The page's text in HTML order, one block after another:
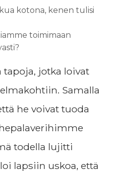
kotona, kenen tulisi
toimimaan
jotka loivat
Samalla
he voivat tuoda
todella lujitti
lapsiin uskoa, että